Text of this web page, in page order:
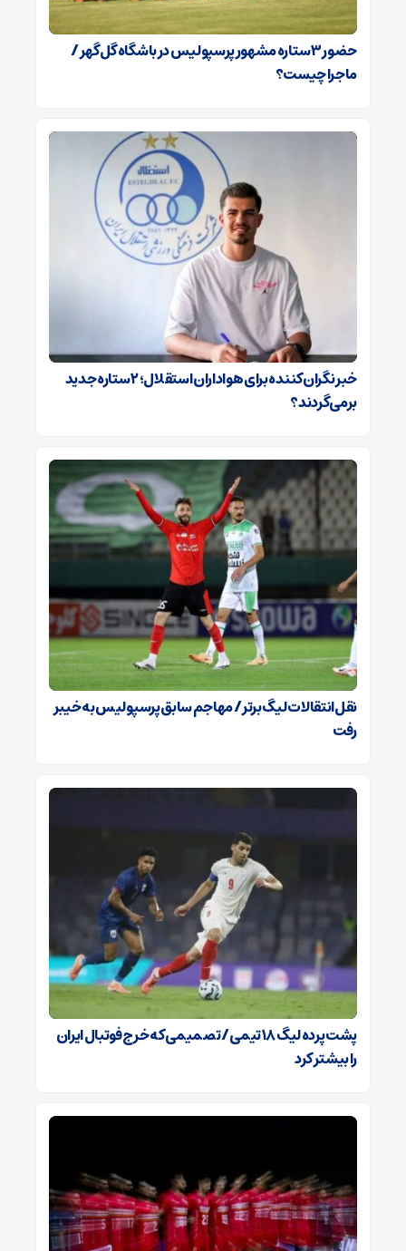
حضور ۳ ستاره مشهور پرسپولیس در باشگاه گل‌گهر /
ماجرا چیست؟
خبر نگران‌کننده برای هواداران استقلال؛ ۲ ستاره جدید
برمی‌گردند؟
نقل‌انتقالات لیگ برتر / مهاجم سابق پرسپولیس به خیبر
رفت
پشت پرده لیگ ۱۸ تیمی / تصمیمی که خرج فوتبال ایران
را بیشتر کرد